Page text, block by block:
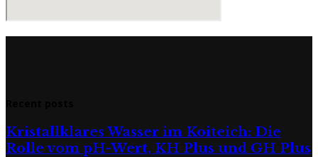
Kristallklares Wasser im Koiteich: Die
Rolle vom pH-Wert, KH Plus und GH Plus